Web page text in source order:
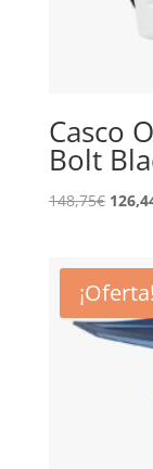
Casco
Bolt
148,75€ El
era:
¡Oferta!